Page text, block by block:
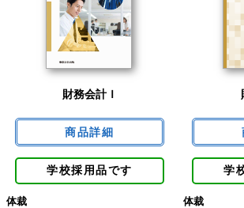
財務会計Ｉ
学校採用品です
体裁
学
体裁